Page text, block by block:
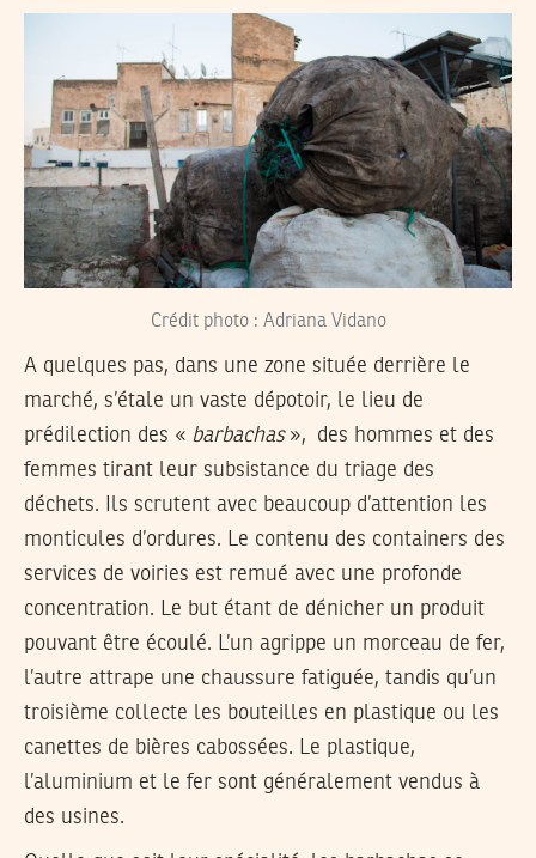
Crédit photo : Adriana Vidano
A quelques pas, dans une zone située derrière le
marché, s’étale un vaste dépotoir, le lieu de
prédilection des « barbachas», des hommes et des
femmes tirant leur subsistance du triage des
déchets. Ils scrutent avec beaucoup d’attention les
monticules d’ordures. Le contenu des containers des
services de voiries est remué avec une profonde
concentration. Le but étant de dénicher un produit
pouvant être écoulé. L’un agrippe un morceau de fer,
l’autre attrape une chaussure fatiguée, tandis qu’un
troisième collecte les bouteilles en plastique ou les
canettes de bières cabossées. Le plastique,
l’aluminium et le fer sont généralement vendus à
des usines.